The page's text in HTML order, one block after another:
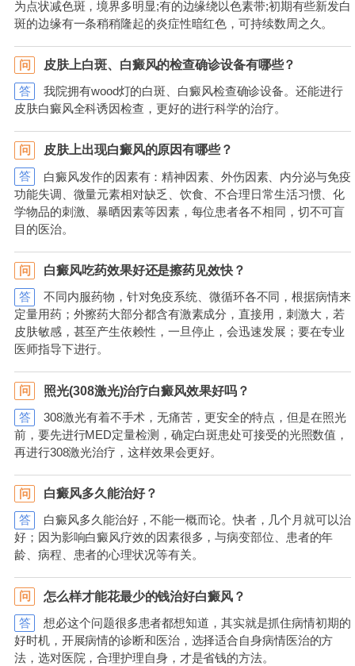
为点状减色斑，境界多明显;有的边缘绕以色素带;初期有些新发白
斑的边缘有一条稍稍隆起的炎症性暗红色，可持续数周之久。
问 皮肤上白斑、白癜风的检查确诊设备有哪些？
答
我院拥有wood灯的白斑、白癜风检查确诊设备。还能进行
皮肤白癜风全科诱因检查，更好的进行科学的治疗。
问 皮肤上出现白癜风的原因有哪些？
答
白癜风发作的因素有：精神因素、外伤因素、内分泌与免疫
功能失调、微量元素相对缺乏、饮食、不合理日常生活习惯、化
学物品的刺激、暴晒因素等因素，每位患者各不相同，切不可盲
目的医治。
问 白癜风吃药效果好还是擦药见效快？
答
不同内服药物，针对免疫系统、微循环各不同，根据病情来
定量用药；外擦药大部分都含有激素成分，直接用，刺激大，若
皮肤敏感，甚至产生依赖性，一旦停止，会迅速发展；要在专业
医师指导下进行。
问 照光(308激光)治疗白癜风效果好吗？
答
308激光有着不手术，无痛苦，更安全的特点，但是在照光
前，要先进行MED定量检测，确定白斑患处可接受的光照数值，
再进行308激光治疗，这样效果会更好。
问 白癜风多久能治好？
答
白癜风多久能治好，不能一概而论。快者，几个月就可以治
好；因为影响白癜风疗效的因素很多，与病变部位、患者的年
龄、病程、患者的心理状况等有关。
问 怎么样才能花最少的钱治好白癜风？
答
想必这个问题很多患者都想知道，其实就是抓住病情初期的
好时机，开展病情的诊断和医治，选择适合自身病情医治的方
法，选对医院，合理护理自身，才是省钱的方法。